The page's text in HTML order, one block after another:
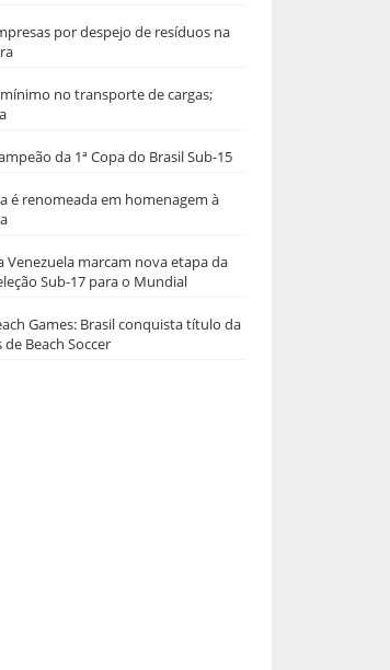
por despejo de resíduos na
no transporte de cargas;
da 1ª Copa do Brasil Sub-15
é renomeada em homenagem à
Venezuela marcam nova etapa da
Sub-17 para o Mundial
Games: Brasil conquista título da
Beach Soccer